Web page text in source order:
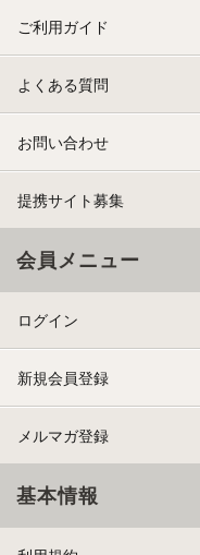
ご利用ガイド
よくある質問
お問い合わせ
提携サイト募集
会員メニュー
ログイン
新規会員登録
メルマガ登録
基本情報